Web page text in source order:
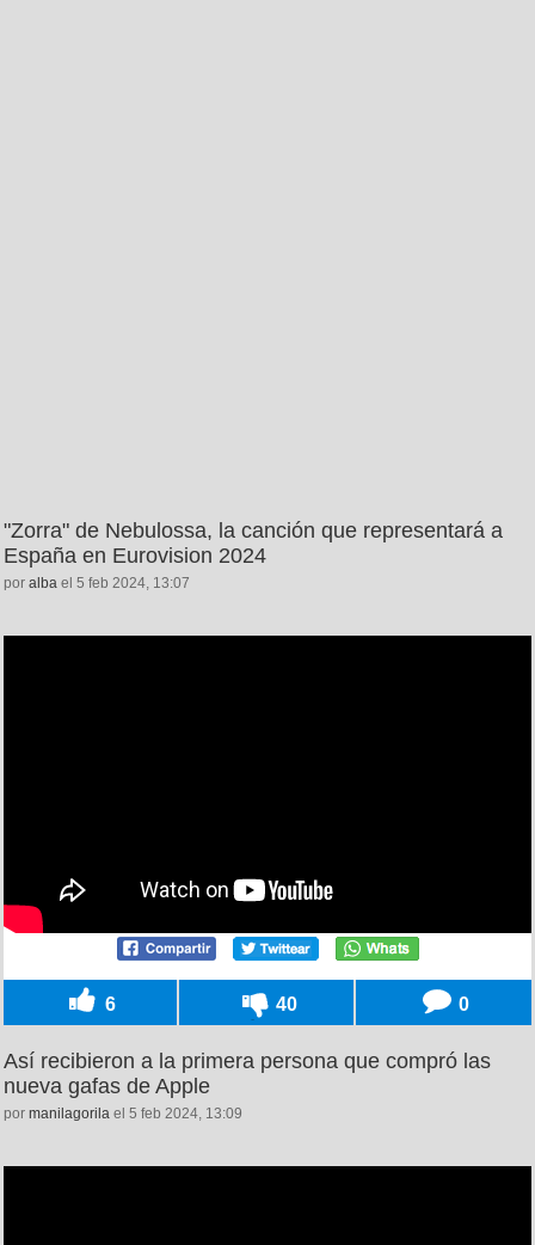
"Zorra" de Nebulossa, la canción que representará a
España en Eurovision 2024
por alba el 5 feb 2024, 13:07
6 40 0
Así recibieron a la primera persona que compró las
nueva gafas de Apple
por manilagorila el 5 feb 2024, 13:09